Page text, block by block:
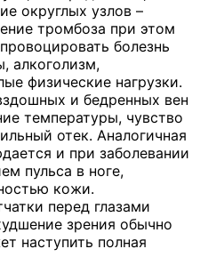
округлых узлов –
тромбоза при этом
болезнь
алкоголизм,
физические нагрузки.
и бедренных вен
температуры, чувство
отек. Аналогичная
и при заболевании
пульса в ноге,
кожи.
перед глазами
зрения обычно
наступить полная